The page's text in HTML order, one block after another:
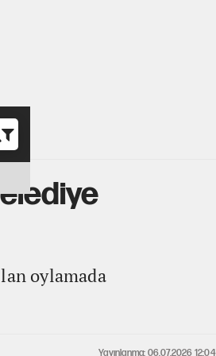
oylamada
Yayınlanma: 06.07.2026 12:04